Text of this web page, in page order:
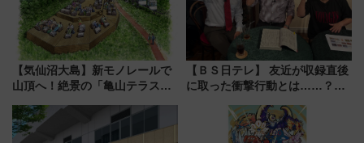
【気仙沼大島】新モノレールで
山頂へ！絶景の「亀山テラス
暇村のお得な日帰りプランも登
場
【ＢＳ日テレ】 友近が収録直後
に取った衝撃行動とは……？
で極上の夏祭り鉄道旅を放送